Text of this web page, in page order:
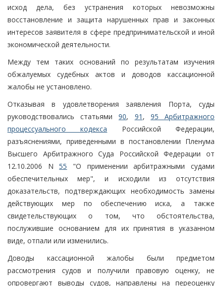
исход дела, без устранения которых невозможны
восстановление и защита нарушенных прав и законных
интересов заявителя в сфере предпринимательской и иной
экономической деятельности.
Между тем таких оснований по результатам изучения
обжалуемых судебных актов и доводов кассационной
жалобы не установлено.
Отказывая в удовлетворения заявления Порта, суды
руководствовались статьями90, 91 , 95 Арбитражного
процессуального кодекса Российской Федерации,
разъяснениями, приведенными в постановлении Пленума
Высшего Арбитражного Суда Российской Федерации от
12.10.2006 N55 "О применении арбитражными судами
обеспечительных мер", и исходили из отсутствия
доказательств, подтверждающих необходимость замены
действующих мер по обеспечению иска, а также
свидетельствующих о том, что обстоятельства,
послужившие основанием для их принятия в указанном
виде, отпали или изменились.
Доводы кассационной жалобы были предметом
рассмотрения судов и получили правовую оценку, не
опровергают выводы судов, направлены на переоценку